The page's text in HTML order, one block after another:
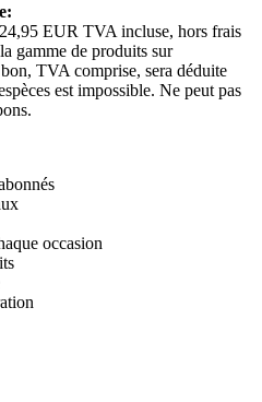
EUR TVA incluse, hors frais
gamme de produits sur
TVA comprise, sera déduite
est impossible. Ne peut pas
occasion